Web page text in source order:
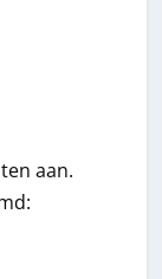
aan.